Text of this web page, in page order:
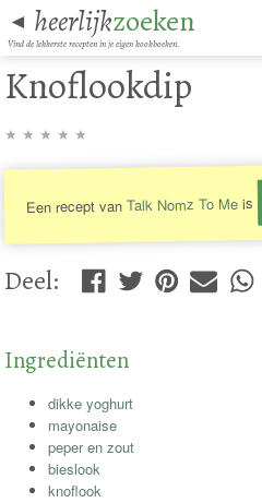
◄ heerlijkzoeken
Vind de lekkerste recepten in je eigen kookboeken.
Knoflookdip
★ ★ ★ ★ ★
Een recept vanTalk Nomz To Meis
Deel:
Ingrediënten
dikke yoghurt
mayonaise
peper en zout
bieslook
knoflook